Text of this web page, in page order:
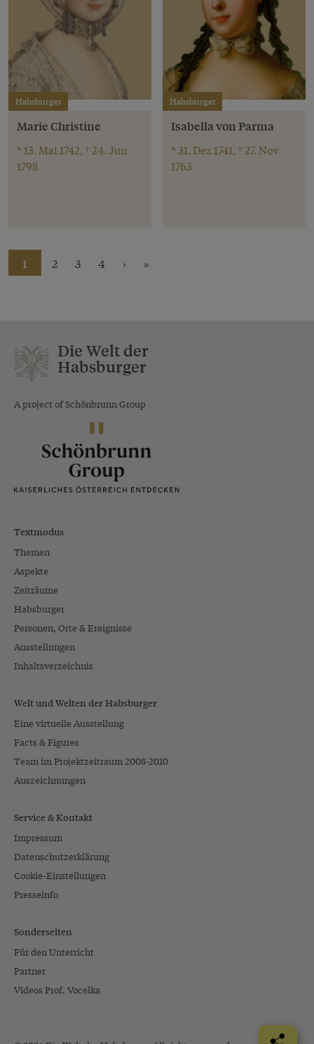
Habsburger
Marie Christine
* 13. Mai 1742, † 24. Jun
1798
Habsburger
Isabella von Parma
* 31. Dez 1741, † 27. Nov
1763
1 2 3 4 › »
Die Welt der
Habsburger
A project of Schönbrunn Group
Textmodus
Themen
Aspekte
Zeiträume
Habsburger
Personen, Orte & Ereignisse
Ausstellungen
Inhaltsverzeichnis
Welt und Welten der Habsburger
Eine virtuelle Ausstellung
Facts & Figures
Team im Projektzeitraum 2008-2010
Auszeichnungen
Service & Kontakt
Impressum
Datenschutzerklärung
Cookie-Einstellungen
Presseinfo
Sonderseiten
Für den Unterricht
Partner
Videos Prof. Vocelka